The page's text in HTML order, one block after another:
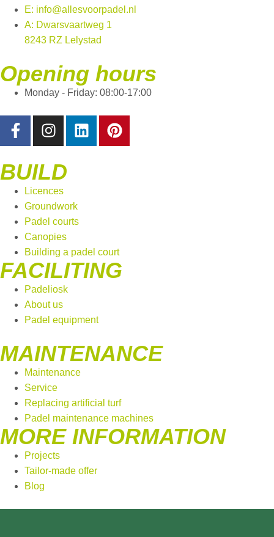
E: info@allesvoorpadel.nl
A: Dwarsvaartweg 1
8243 RZ Lelystad
Opening hours
Monday - Friday: 08:00-17:00
BUILD
Licences
Groundwork
Padel courts
Canopies
Building a padel court
FACILITING
Padeliosk
About us
Padel equipment
MAINTENANCE
Maintenance
Service
Replacing artificial turf
Padel maintenance machines
MORE INFORMATION
Projects
Tailor-made offer
Blog